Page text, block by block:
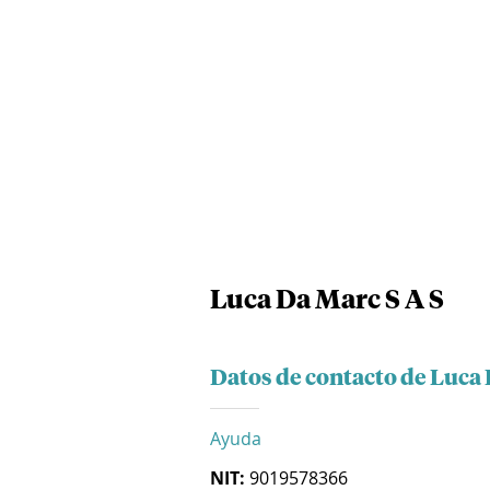
Luca Da Marc S A S
Datos de contacto de Luca
Ayuda
NIT: 9019578366